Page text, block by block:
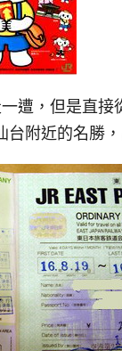
遭，但是直接
附近的名勝